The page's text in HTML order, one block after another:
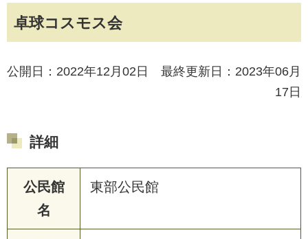
卓球コスモス会
公開日：2022年12月02日 最終更新日：2023年06月
17日
詳細
公民館
名
東部公民館